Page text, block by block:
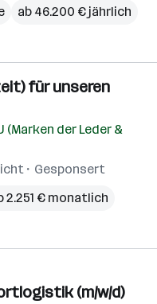
ab 46.200 € jährlich
für unseren
(Marken der Leder &
Gesponsert
2.251 € monatlich
(m/w/d)